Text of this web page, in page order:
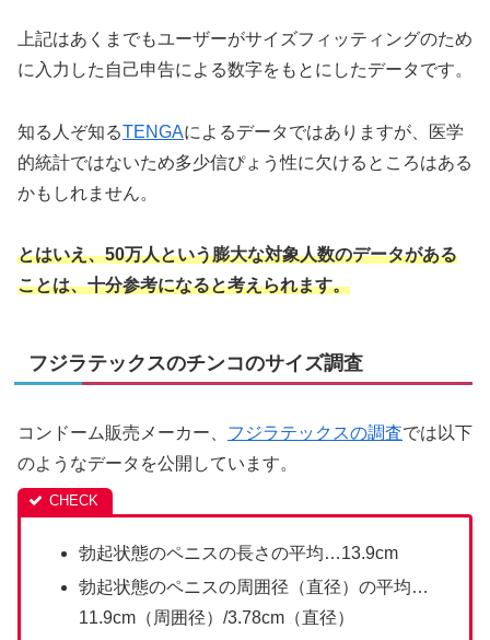
上記はあくまでもユーザーがサイズフィッティングのため
に入力した自己申告による数字をもとにしたデータです。
知る人ぞ知るTENGAによるデータではありますが、医学
的統計ではないため多少信ぴょう性に欠けるところはある
かもしれません。
とはいえ、50万人という膨大な対象人数のデータがある
ことは、十分参考になると考えられます。
フジラテックスのチンコのサイズ調査
コンドーム販売メーカー、 フジラテックスの調査では以下
のようなデータを公開しています。
勃起状態のペニスの長さの平均…13.9cm
勃起状態のペニスの周囲径（直径）の平均…
11.9cm（周囲径）/3.78cm（直径）